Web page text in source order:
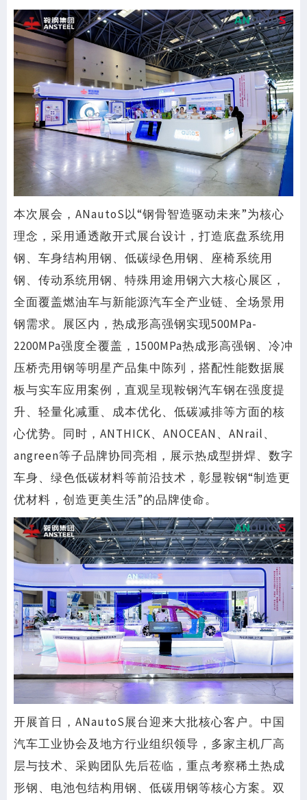
本次展会，ANautoS以“钢骨智造驱动未来”为核心
理念，采用通透敞开式展台设计，打造底盘系统用
钢、车身结构用钢、低碳绿色用钢、座椅系统用
钢、传动系统用钢、特殊用途用钢六大核心展区，
全面覆盖燃油车与新能源汽车全产业链、全场景用
钢需求。展区内，热成形高强钢实现500MPa-
2200MPa强度全覆盖，1500MPa热成形高强钢、冷冲
压桥壳用钢等明星产品集中陈列，搭配性能数据展
板与实车应用案例，直观呈现鞍钢汽车钢在强度提
升、轻量化减重、成本优化、低碳减排等方面的核
心优势。同时，ANTHICK、ANOCEAN、ANrail、
angreen等子品牌协同亮相，展示热成型拼焊、数字
车身、绿色低碳材料等前沿技术，彰显鞍钢“制造更
优材料，创造更美生活”的品牌使命。
开展首日，ANautoS展台迎来大批核心客户。中国
汽车工业协会及地方行业组织领导，多家主机厂高
层与技术、采购团队先后莅临，重点考察稀土热成
形钢、电池包结构用钢、低碳用钢等核心方案。双